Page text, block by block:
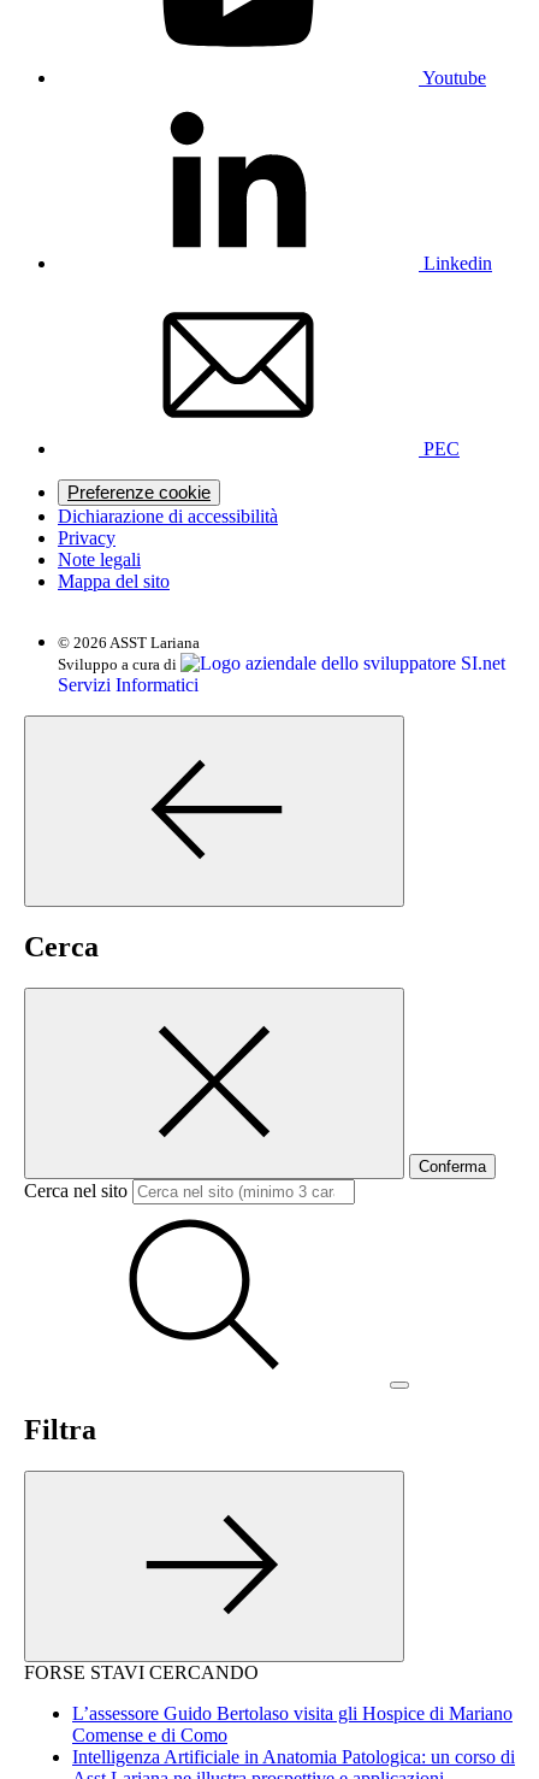
Youtube
Linkedin
PEC
Preferenze cookie
Dichiarazione di accessibilità
Privacy
Note legali
Mappa del sito
© 2026 ASST Lariana
Sviluppo a cura di
SI.net
Servizi Informatici
Cerca
Conferma
Cerca nel sito
Filtra
FORSE STAVI CERCANDO
L’assessore Guido Bertolaso visita gli Hospice di Mariano
Comense e di Como
Intelligenza Artificiale in Anatomia Patologica: un corso di